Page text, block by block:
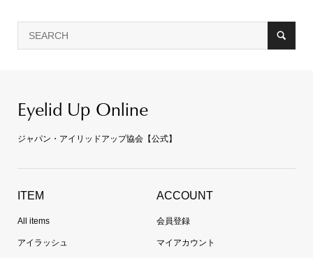
Eyelid Up Online
ジャパン・アイリッドアップ協会【公式】
ITEM
All items
アイラッシュ
ACCOUNT
会員登録
マイアカウント